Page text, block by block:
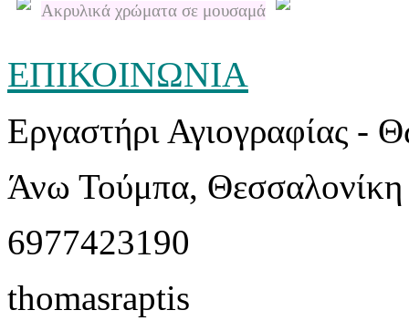
Ακρυλικά χρώματα σε μουσαμά
ΕΠΙΚΟΙΝΩΝΙΑ
Εργαστήρι Αγιογραφίας -
Άνω Τούμπα, Θεσσαλονίκη
6977423190
thomasraptis